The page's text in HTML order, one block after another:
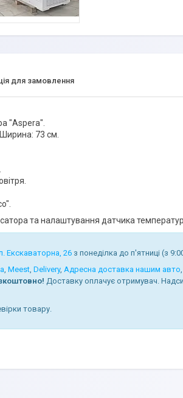
для замовлення
"Aspera".
73 см.
та налаштування датчика
Екскаваторна, 26 з понеділка до п'ятниці (з
, Meest, Delivery, Адресна доставка нашим авто
Доставку оплачує отримувач.
товару.